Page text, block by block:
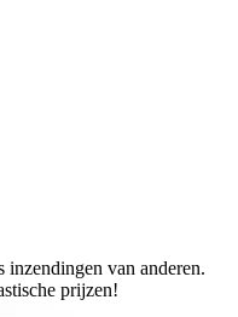
van anderen.
prijzen!